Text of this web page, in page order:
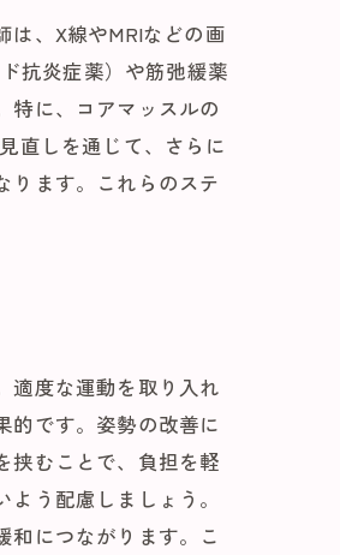
、X線やMRIなどの画
抗炎症薬）や筋弛緩薬
特に、コアマッスルの
直しを通じて、さらに
ります。これらのステ
適度な運動を取り入れ
的です。姿勢の改善に
挟むことで、負担を軽
う配慮しましょう。
和につながります。こ